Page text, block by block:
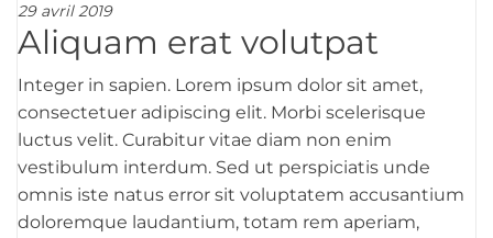
29 avril 2019
Aliquam erat volutpat
Integer in sapien. Lorem ipsum dolor sit amet,
consectetuer adipiscing elit. Morbi scelerisque
luctus velit. Curabitur vitae diam non enim
vestibulum interdum. Sed ut perspiciatis unde
omnis iste natus error sit voluptatem accusantium
doloremque laudantium, totam rem aperiam,